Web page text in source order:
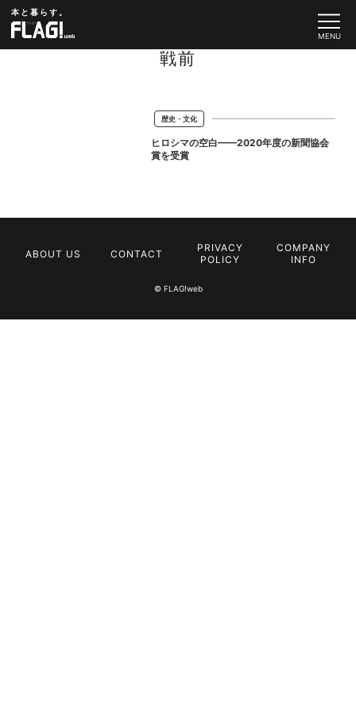
本と暮らす。
戦前
歴史・文化
ヒロシマの空白——2020年度の新聞協会
賞を受賞
ABOUT US CONTACT
PRIVACY
POLICY
COMPANY
INFO
© FLAG!web